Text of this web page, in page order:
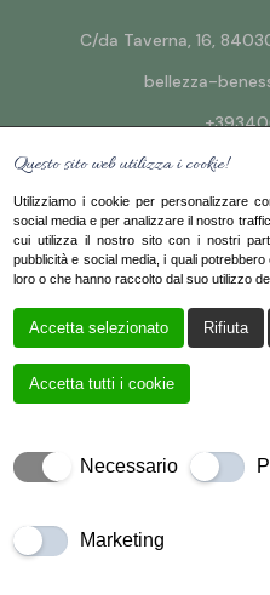
C/da Taverna, 16,
bellezza-
Creato daLocal Web –
Copyrights © 2024
– P. IVA
Questo sito web utilizza i cookie!
Utilizziamo i cookie per personalizzare
social media e per analizzare il nostro
cui utilizza il nostro sito con i nostri
pubblicità e social media, i quali
loro o che hanno raccolto dal suo utilizzo
Accetta selezionato Rifiuta
Accetta tutti i cookie
Necessario
Marketing